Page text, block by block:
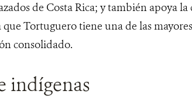
de Costa Rica; y también apoya la
Tortuguero tiene una de las
consolidado.
indígenas